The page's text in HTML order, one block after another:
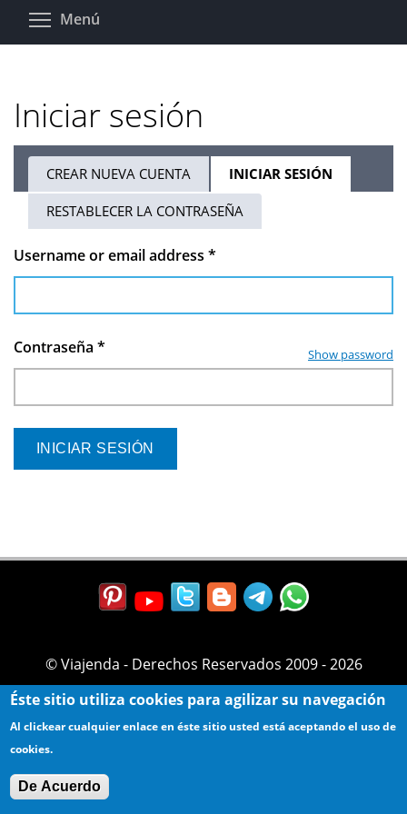
Pasar
Menú
Iniciar sesión
Solapas
principales
CREAR NUEVA CUENTA INICIAR SESIÓN
ACTIVA)
RESTABLECER LA CONTRASEÑA
Username or email address *
Contraseña * Show password
© Viajenda - Derechos Reservados 2009 - 2026
Éste sitio utiliza cookies para agilizar su navegación
Al clickear cualquier enlace en éste sitio usted está aceptando el uso de
cookies.
De Acuerdo